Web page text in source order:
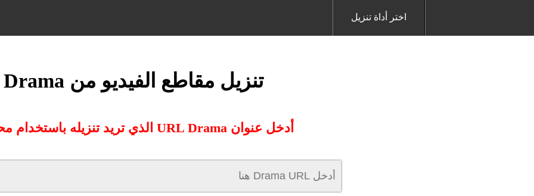
اختر أداة تنزيل
تنزيل مقاطع الفيديو من Drama
أدخل عنوان URL Drama الذي تريد تنزيله باستخدام محولنا: